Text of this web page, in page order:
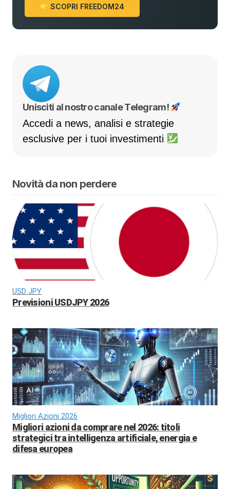
SCOPRI FREEDOM24
Unisciti al nostro canale Telegram!
Accedi a news, analisi e strategie
esclusive per i tuoi investimenti
Novità da non perdere
USD JPY
Previsioni USDJPY 2026
Migliori Azioni 2026
Migliori azioni da comprare nel 2026: titoli
strategici tra intelligenza artificiale, energia e
difesa europea